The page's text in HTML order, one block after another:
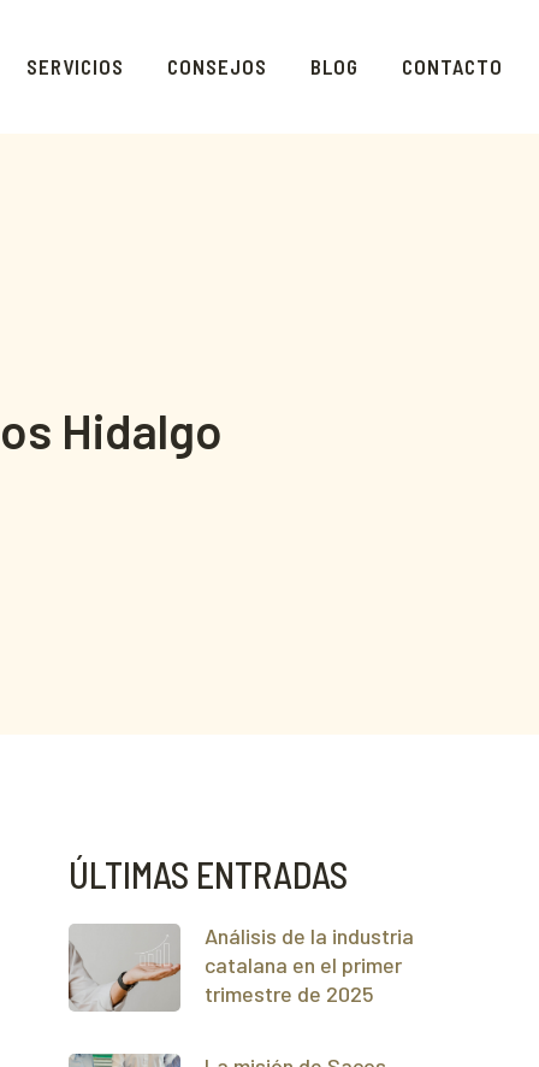
SERVICIOS CONSEJOS BLOG CONTACTO
Hidalgo
ÚLTIMAS ENTRADAS
Análisis de la industria
catalana en el primer
trimestre de 2025